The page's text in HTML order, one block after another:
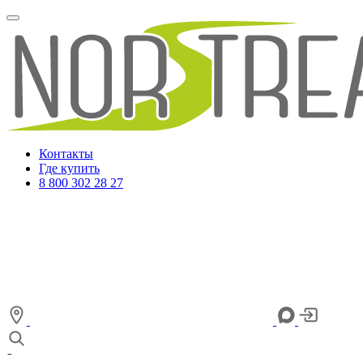
Контакты
Где купить
8 800 302 28 27